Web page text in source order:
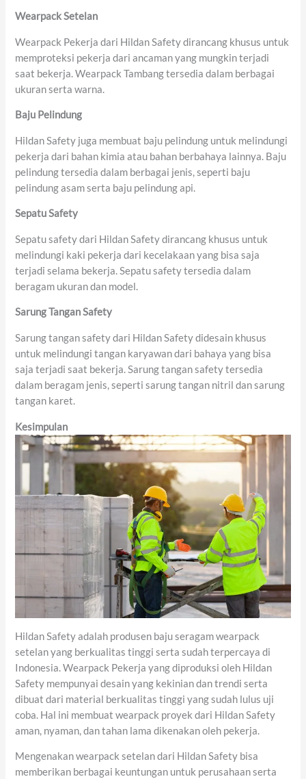
Wearpack Setelan
Wearpack Pekerja dari Hildan Safety dirancang khusus untuk
memproteksi pekerja dari ancaman yang mungkin terjadi
saat bekerja. Wearpack Tambang tersedia dalam berbagai
ukuran serta warna.
Baju Pelindung
Hildan Safety juga membuat baju pelindung untuk melindungi
pekerja dari bahan kimia atau bahan berbahaya lainnya. Baju
pelindung tersedia dalam berbagai jenis, seperti baju
pelindung asam serta baju pelindung api.
Sepatu Safety
Sepatu safety dari Hildan Safety dirancang khusus untuk
melindungi kaki pekerja dari kecelakaan yang bisa saja
terjadi selama bekerja. Sepatu safety tersedia dalam
beragam ukuran dan model.
Sarung Tangan Safety
Sarung tangan safety dari Hildan Safety didesain khusus
untuk melindungi tangan karyawan dari bahaya yang bisa
saja terjadi saat bekerja. Sarung tangan safety tersedia
dalam beragam jenis, seperti sarung tangan nitril dan sarung
tangan karet.
Kesimpulan
Hildan Safety adalah produsen baju seragam wearpack
setelan yang berkualitas tinggi serta sudah terpercaya di
Indonesia. Wearpack Pekerja yang diproduksi oleh Hildan
Safety mempunyai desain yang kekinian dan trendi serta
dibuat dari material berkualitas tinggi yang sudah lulus uji
coba. Hal ini membuat wearpack proyek dari Hildan Safety
aman, nyaman, dan tahan lama dikenakan oleh pekerja.
Mengenakan wearpack setelan dari Hildan Safety bisa
memberikan berbagai keuntungan untuk perusahaan serta